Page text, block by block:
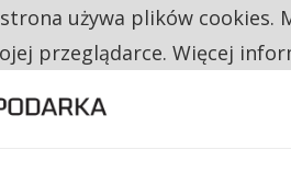
CHIN UDERZAJĄ W EUROPEJSKI
używa plików cookies.
przeglądarce. Więcej